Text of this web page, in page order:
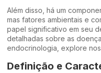
Além disso, há um
mas fatores ambientais e
papel significativo em seu
detalhadas sobre as
endocrinologia, explore
Definição e